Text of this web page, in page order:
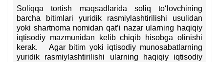
3-
q.
9-
b
Soliqqa tortish maqsadlarida soliq toʻlovchining
barcha bitimlari yuridik rasmiylashtirilishi usulidan
yoki shartnoma nomidan qat’i nazar ularning haqiqiy
iqtisodiy mazmunidan kelib chiqib hisobga olinishi
kerak. Agar bitim yoki iqtisodiy munosabatlarning
yuridik rasmiylashtirilishi ularning haqiqiy iqtisodiy